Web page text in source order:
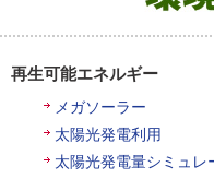
再生可能エネルギー
メガソーラー
太陽光発電利用
太陽光発電量シミュレ